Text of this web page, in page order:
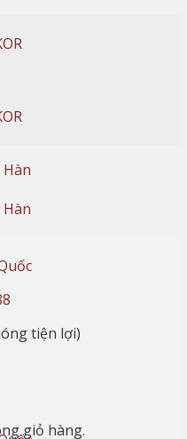
tiện lợi)
giỏ hàng.